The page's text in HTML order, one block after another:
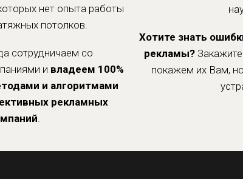
нет опыта работы
потолков.
сотрудничаем со
и владеем 100%
и алгоритмами
рекламных
Хотите знать
рекламы?
покажем их Вам,